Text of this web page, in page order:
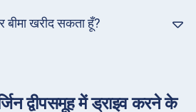
बीमा खरीद सकता हूँ?
द्वीपसमूह में ड्राइव करने के